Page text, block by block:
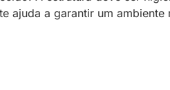
ajuda a garantir um